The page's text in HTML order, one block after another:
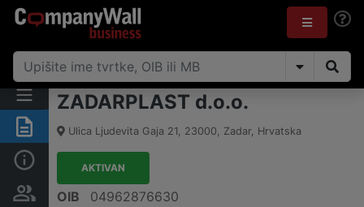
Sažetak
Osobe i vlasništvo
ZADARPLAST d.o.o.
Ulica Ljudevita Gaja 21, 23000, Zadar, Hrvatska
AKTIVAN
OIB
04962876630